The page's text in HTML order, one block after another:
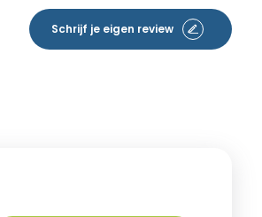
Schrijf je eigen review